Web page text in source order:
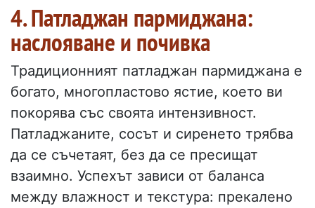
4. Патладжан пармиджана:
наслояване и почивка
Традиционният патладжан пармиджана е
богато, многопластово ястие, което ви
покорява със своята интензивност.
Патладжаните, сосът и сиренето трябва
да се съчетаят, без да се пресищат
взаимно. Успехът зависи от баланса
между влажност и текстура: прекалено